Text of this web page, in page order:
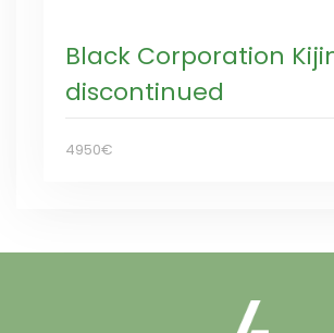
Black Corporation
discontinued
4950€